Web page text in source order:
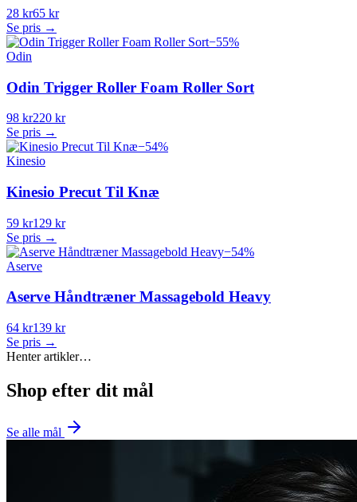
28 kr65 kr
Se pris →
−55%
Odin
Odin Trigger Roller Foam Roller Sort
98 kr220 kr
Se pris →
−54%
Kinesio
Kinesio Precut Til Knæ
59 kr129 kr
Se pris →
−54%
Aserve
Aserve Håndtræner Massagebold Heavy
64 kr139 kr
Se pris →
Henter artikler…
Shop efter dit mål
Se alle mål